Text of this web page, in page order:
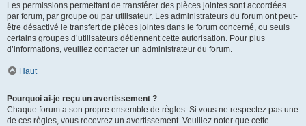
Les permissions permettant de transférer des pièces jointes sont accordées
par forum, par groupe ou par utilisateur. Les administrateurs du forum ont peut-
être désactivé le transfert de pièces jointes dans le forum concerné, ou seuls
certains groupes d’utilisateurs détiennent cette autorisation. Pour plus
d’informations, veuillez contacter un administrateur du forum.
Haut
Pourquoi ai-je reçu un avertissement ?
Chaque forum a son propre ensemble de règles. Si vous ne respectez pas une
de ces règles, vous recevrez un avertissement. Veuillez noter que cette